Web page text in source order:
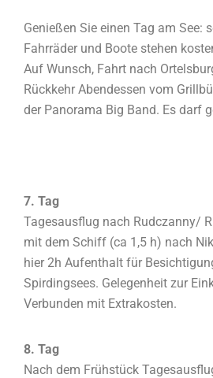
Genießen Sie einen Tag am See:
Fahrräder und Boote stehen
Auf Wunsch, Fahrt nach
Rückkehr Abendessen vom
der Panorama Big Band. Es darf
7. Tag
Tagesausflug nach Rudczanny/
mit dem Schiff (ca 1,5 h) nach
hier 2h Aufenthalt für
Spirdingsees. Gelegenheit zur
Verbunden mit Extrakosten.
8. Tag
Nach dem Frühstück